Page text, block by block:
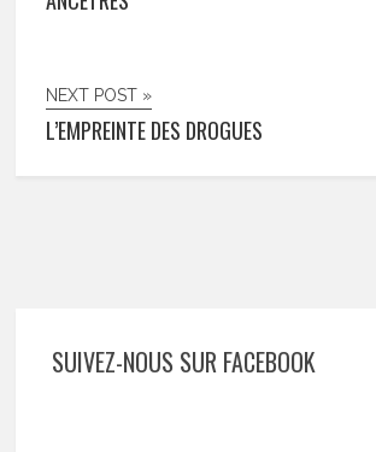
NEXT POST »
L’EMPREINTE DES DROGUES
SUIVEZ-NOUS SUR FACEBOOK